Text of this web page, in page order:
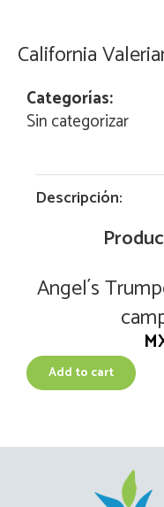
California
Categorías:
Sin categorizar
Descripción:
Angel´s
Add to cart